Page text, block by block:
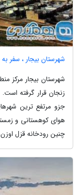
شهرستان بیجار ، سفر به
شهرستان بیجار مرکز
جزو مرتفع ترین
هوای کوهستانی و
چنین رودخانه قزل